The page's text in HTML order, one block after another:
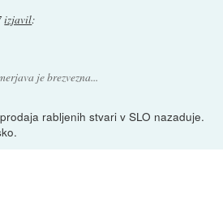
izjavil:
je brezvezna...
rabljenih stvari v SLO nazaduje.